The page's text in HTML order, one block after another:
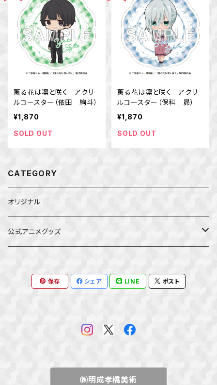
薫る花は凛と咲く アクリ
ルコースター（依田 絢斗）
¥1,870
SOLD OUT
薫る花は凛と咲く アクリ
ルコースター（保科 昴）
¥1,870
SOLD OUT
CATEGORY
オリジナル
公式アニメグッズ
ダンジョンの中のひと
保存 シェア LINE ポスト
㈱明成孝橋美術